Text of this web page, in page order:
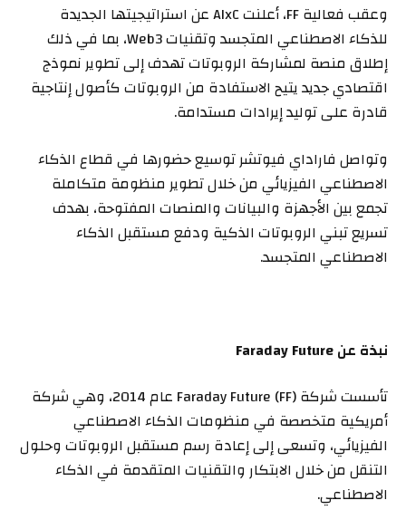
وعقب فعالية FF، أعلنت AIxC عن استراتيجيتها الجديدة
للذكاء الاصطناعي المتجسد وتقنيات Web3، بما في ذلك
إطلاق منصة لمشاركة الروبوتات تهدف إلى تطوير نموذج
اقتصادي جديد يتيح الاستفادة من الروبوتات كأصول إنتاجية
قادرة على توليد إيرادات مستدامة.
وتواصل فاراداي فيوتشر توسيع حضورها في قطاع الذكاء
الاصطناعي الفيزيائي من خلال تطوير منظومة متكاملة
تجمع بين الأجهزة والبيانات والمنصات المفتوحة، بهدف
تسريع تبني الروبوتات الذكية ودفع مستقبل الذكاء
الاصطناعي المتجسد.
نبذة عنFaraday Future
تأسست شركة Faraday Future (FF) عام 2014، وهي شركة
أمريكية متخصصة في منظومات الذكاء الاصطناعي
الفيزيائي، وتسعى إلى إعادة رسم مستقبل الروبوتات وحلول
التنقل من خلال الابتكار والتقنيات المتقدمة في الذكاء
الاصطناعي.